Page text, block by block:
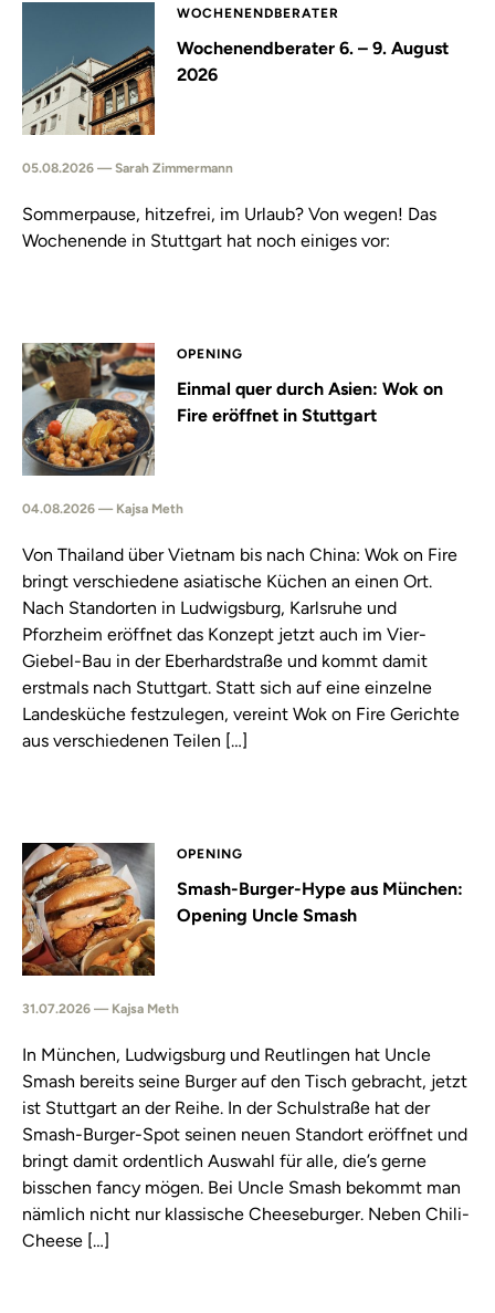
WOCHENENDBERATER
Wochenendberater 6. – 9. August
2026
05.08.2026 — Sarah Zimmermann
Sommerpause, hitzefrei, im Urlaub? Von wegen! Das
Wochenende in Stuttgart hat noch einiges vor:
OPENING
Einmal quer durch Asien: Wok on
Fire eröffnet in Stuttgart
04.08.2026 — Kajsa Meth
Von Thailand über Vietnam bis nach China: Wok on Fire
bringt verschiedene asiatische Küchen an einen Ort.
Nach Standorten in Ludwigsburg, Karlsruhe und
Pforzheim eröffnet das Konzept jetzt auch im Vier-
Giebel-Bau in der Eberhardstraße und kommt damit
erstmals nach Stuttgart. Statt sich auf eine einzelne
Landesküche festzulegen, vereint Wok on Fire Gerichte
aus verschiedenen Teilen […]
OPENING
Smash-Burger-Hype aus München:
Opening Uncle Smash
31.07.2026 — Kajsa Meth
In München, Ludwigsburg und Reutlingen hat Uncle
Smash bereits seine Burger auf den Tisch gebracht, jetzt
ist Stuttgart an der Reihe. In der Schulstraße hat der
Smash-Burger-Spot seinen neuen Standort eröffnet und
bringt damit ordentlich Auswahl für alle, die’s gerne
bisschen fancy mögen. Bei Uncle Smash bekommt man
nämlich nicht nur klassische Cheeseburger. Neben Chili-
Cheese […]